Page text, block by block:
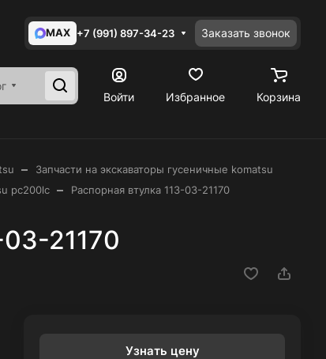
MAX +7 (991) 897-34-23 Заказать звонок
Войти
Избранное Корзина
–
Запчасти на экскаваторы гусеничные komatsu
pc200lc – Распорная втулка 113-03-21170
03-21170
Узнать цену